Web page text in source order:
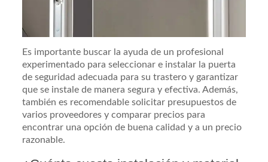
Es importante buscar la ayuda de un profesional
experimentado para seleccionar e instalar la puerta
de seguridad adecuada para su trastero y garantizar
que se instale de manera segura y efectiva. Además,
también es recomendable solicitar presupuestos de
varios proveedores y comparar precios para
encontrar una opción de buena calidad y a un precio
razonable.